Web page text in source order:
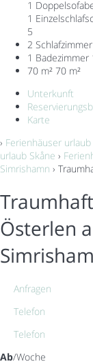
1
1
5
2 Schlafzimmer
1 Badezimmer
70 m² 70 m²
Unterkunft
Karte
› Ferienhäuser
urlaub Skåne ›
Simrishamn ›
Österlen
Anfragen
Telefon
Telefon
Ab/Woche